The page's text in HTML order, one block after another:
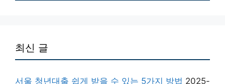
최신 글
서울 청년대출 쉽게 받을 수 있는 5가지 방법 2025-